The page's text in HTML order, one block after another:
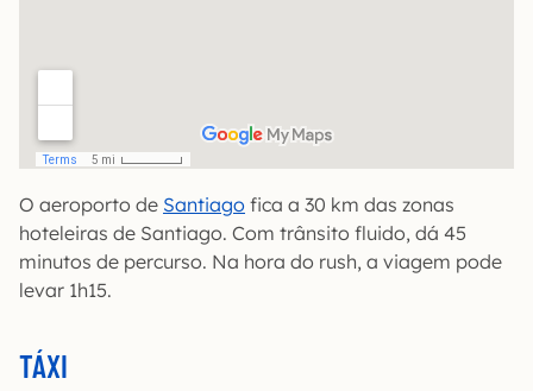
O aeroporto de Santiago fica a 30 km das zonas
hoteleiras de Santiago. Com trânsito fluido, dá 45
minutos de percurso. Na hora do rush, a viagem pode
levar 1h15.
TÁXI